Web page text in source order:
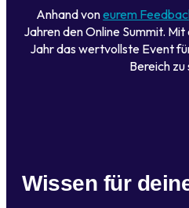
Anhand voneurem
Jahren den Online Summit. Mit
Jahr das wertvollste Event
Bereich zu
Wissen für